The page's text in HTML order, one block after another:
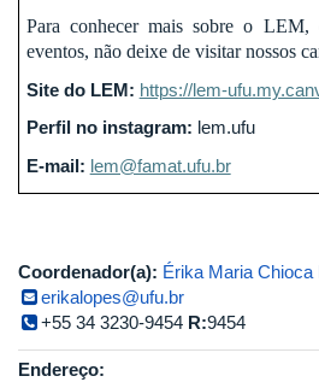
Para conhecer mais sobre o LEM,
eventos, não deixe de visitar nossos
Site do LEM: https://lem-
Perfil no instagram: lem.ufu
E-mail: lem@famat.ufu.br
Coordenador(a): Érika Maria Chioca
erikalopes@ufu.br
+55 34 3230-9454 R:9454
Endereço: